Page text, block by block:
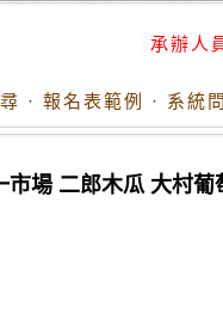
承辦人
· 報名表範例 · 系統
場 二郎木瓜 大村葡